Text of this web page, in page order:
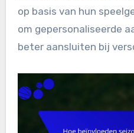
op basis van hun
om gepersonaliseerde
beter aansluiten bij